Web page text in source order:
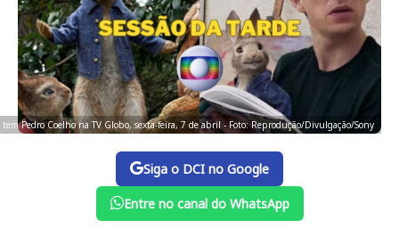
tem Pedro Coelho na TV Globo, sexta-feira, 7 de abril - Foto: Reprodução/Divulgação/Sony
Siga o DCI no Google
Entre no canal do WhatsApp